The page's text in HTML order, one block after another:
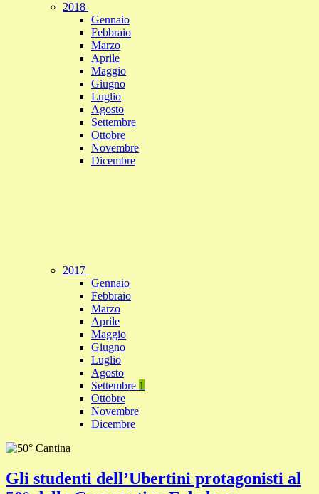
2018
Gennaio
Febbraio
Marzo
Aprile
Maggio
Giugno
Luglio
Agosto
Settembre
Ottobre
Novembre
Dicembre
2017
Gennaio
Febbraio
Marzo
Aprile
Maggio
Giugno
Luglio
Agosto
Settembre 1
Ottobre
Novembre
Dicembre
Gli studenti dell’Ubertini protagonisti al